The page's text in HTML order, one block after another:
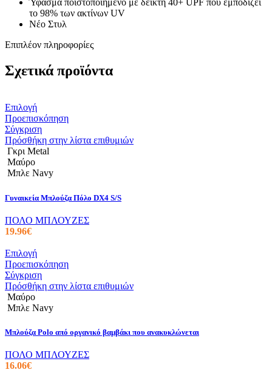
Ύφασμα ποιστοποιημένο με δείκτη 40+ UPF που εμποδίζει
το 98% των ακτίνων UV
Νέο Στυλ
Επιπλέον πληροφορίες
Σχετικά προϊόντα
ΕπιλογήΑυτό
το
προϊόν
έχει
πολλαπλές
Οι
μπορούν
να
επιλεγούν
στη
προϊόντος
Προεπισκόπηση
Σύγκριση
Πρόσθήκη στην λίστα επιθυμιών
Γκρι Metal
Μαύρο
Μπλε Navy
Γυναικεία Μπλούζα Πόλο DX4 S/S
ΠΟΛΟ ΜΠΛΟΥΖΕΣ
19.96€
ΕπιλογήΑυτό
το
προϊόν
έχει
παραλλαγές.
επιλογές
να
επιλεγούν
Προεπισκόπηση
Σύγκριση
Πρόσθήκη στην λίστα επιθυμιών
Μαύρο
Μπλε Navy
Μπλούζα Polo από οργανικό βαμβάκι που ανακυκλώνεται
ΠΟΛΟ ΜΠΛΟΥΖΕΣ
16.06€